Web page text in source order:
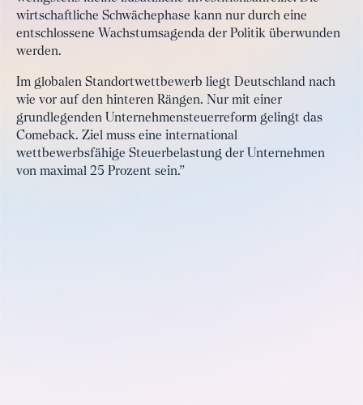
wirtschaftliche Schwächephase kann nur durch eine
entschlossene Wachstumsagenda der Politik überwunden
werden.
Im globalen Standortwettbewerb liegt Deutschland nach
wie vor auf den hinteren Rängen. Nur mit einer
grundlegenden Unternehmensteuerreform gelingt das
Comeback. Ziel muss eine international
wettbewerbsfähige Steuerbelastung der Unternehmen
von maximal 25 Prozent sein.”